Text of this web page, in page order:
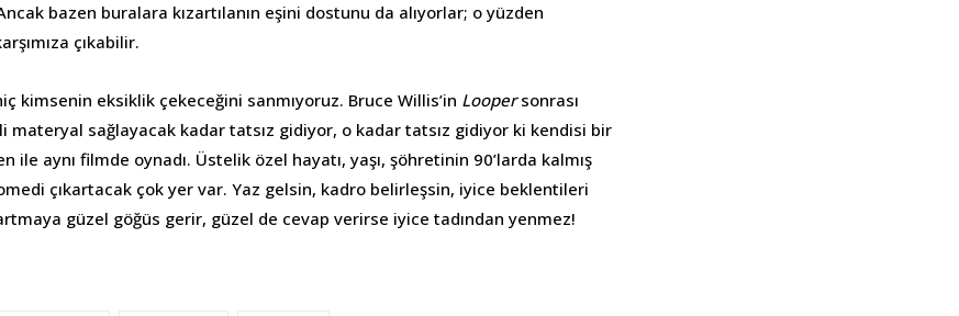
bazen buralara kızartılanın eşini dostunu da alıyorlar; o yüzden
çıkabilir.
kimsenin eksiklik çekeceğini sanmıyoruz. Bruce Willis’in Loopersonrası
materyal sağlayacak kadar tatsız gidiyor, o kadar tatsız gidiyor ki kendisi bir
ile aynı filmde oynadı. Üstelik özel hayatı, yaşı, şöhretinin 90’larda kalmış
çıkartacak çok yer var. Yaz gelsin, kadro belirleşsin, iyice beklentileri
güzel göğüs gerir, güzel de cevap verirse iyice tadından yenmez!